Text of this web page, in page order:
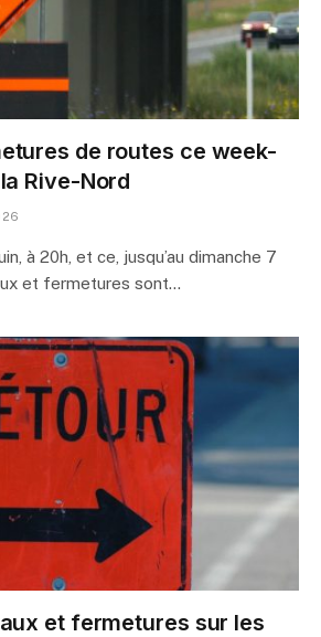
de routes ce week-
Rive-Nord
à 20h, et ce, jusqu’au dimanche 7
et fermetures sont…
et fermetures sur les